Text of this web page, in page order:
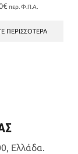
€ περ. Φ.Π.Α.
ΠΕΡΙΣΣΌΤΕΡΑ
Ελλάδα.